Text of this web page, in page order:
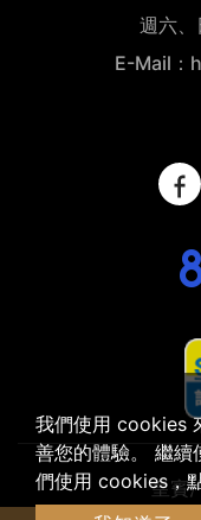
週六
E-Mail：
皇賓
我們使用 cookies
善您的體驗。 繼續
們使用 cookies，